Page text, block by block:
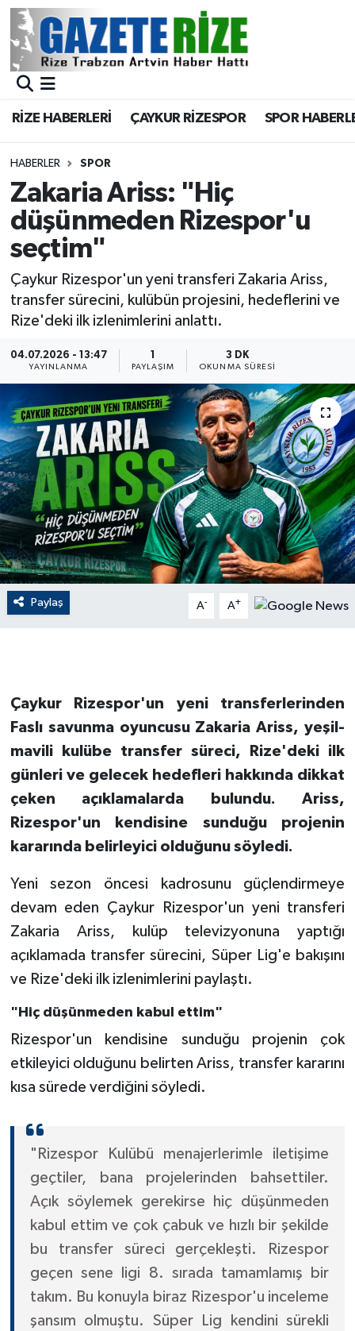
RİZE HABERLERİ ÇAYKUR RİZESPOR SPOR
HABERLER SPOR
Zakaria Ariss: "Hiç
düşünmeden Rizespor'u
seçtim"
Çaykur Rizespor'un yeni transferi Zakaria Ariss,
transfer sürecini, kulübün projesini, hedeflerini ve
Rize'deki ilk izlenimlerini anlattı.
04.07.2026 - 13:47
YAYINLANMA
1
PAYLAŞIM
3 DK
OKUNMA SÜRESI
Paylaş A- A+
Çaykur Rizespor'un yeni transferlerinden
Faslı savunma oyuncusu Zakaria Ariss, yeşil-
mavili kulübe transfer süreci, Rize'deki ilk
günleri ve gelecek hedefleri hakkında dikkat
çeken açıklamalarda bulundu. Ariss,
Rizespor'un kendisine sunduğu projenin
kararında belirleyici olduğunu söyledi.
Yeni sezon öncesi kadrosunu güçlendirmeye
devam eden Çaykur Rizespor'un yeni transferi
Zakaria Ariss, kulüp televizyonuna yaptığı
açıklamada transfer sürecini, Süper Lig'e bakışını
ve Rize'deki ilk izlenimlerini paylaştı.
"Hiç düşünmeden kabul ettim"
Rizespor'un kendisine sunduğu projenin çok
etkileyici olduğunu belirten Ariss, transfer kararını
kısa sürede verdiğini söyledi.
"Rizespor Kulübü menajerlerimle iletişime
geçtiler, bana projelerinden bahsettiler.
Açık söylemek gerekirse hiç düşünmeden
kabul ettim ve çok çabuk ve hızlı bir şekilde
bu transfer süreci gerçekleşti. Rizespor
geçen sene ligi 8. sırada tamamlamış bir
takım. Bu konuyla biraz Rizespor'u inceleme
şansım olmuştu. Süper Lig kendini sürekli
BÖLGEMİZ
Asayiş
Rize Jandarma Komutanlığı
Bilim Teknoloji
Bölge
Advertising news
ÇEVRE
Dış Haberler
Dünya
EĞİTİM
EKONOMİ
English News
Gayrimenkul
GENEL
Güvenlik
İNSAN
İş Dünyası
Kadın
KÜLTÜR SANAT
Otomobil
POLİTİKA
Sağlık
SİYASET
SPOR HABERLERİ
Merkez Nöbetçi Eczaneler
Merkez Trafik Yoğunluk Haritası
Süper Lig Puan Durumu ve Fikstür
Tüm Manşetler
Son Dakika Haberleri
Haber Arşivi